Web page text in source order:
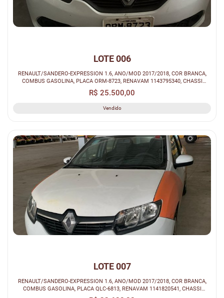
LOTE 006
RENAULT/SANDERO-EXPRESSION 1.6, ANO/MOD 2017/2018, COR BRANCA,
COMBUS GASOLINA, PLACA ORM-8723, RENAVAM 1143795340, CHASSI
93Y5SRFH4JJ200126...
R$ 25.500,00
Vendido
LOTE 007
RENAULT/SANDERO-EXPRESSION 1.6, ANO/MOD 2017/2018, COR BRANCA,
COMBUS GASOLINA, PLACA QLC-6813, RENAVAM 1141820541, CHASSI
93Y5SRFH4JJ199827...